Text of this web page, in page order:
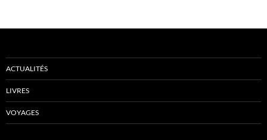
ACTUALITÉS
LIVRES
VOYAGES